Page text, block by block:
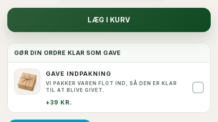
LÆG I KURV
GØR DIN ORDRE KLAR SOM GAVE
GAVE INDPAKNING
VI PAKKER VAREN FLOT IND, SÅ DEN ER KLAR
TIL AT BLIVE GIVET.
+39 KR.